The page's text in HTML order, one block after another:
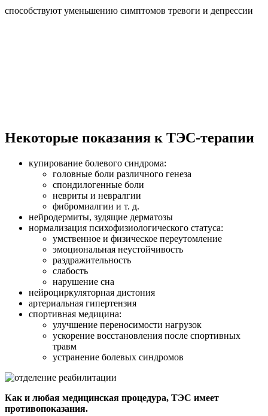
способствуют уменьшению симптомов тревоги и депрессии
Некоторые показания к ТЭС‑терапии
купирование болевого синдрома:
головные боли различного генеза
спондилогенные боли
невриты и невралгии
фибромиалгии и т. д.
нейродермиты, зудящие дерматозы
нормализация психофизиологического статуса:
умственное и физическое переутомление
эмоциональная неустойчивость
раздражительность
слабость
нарушение сна
нейроциркуляторная дистония
артериальная гипертензия
спортивная медицина:
улучшение переносимости нагрузок
ускорение восстановления после спортивных
травм
устранение болевых синдромов
Как и любая медицинская процедура, ТЭС имеет
противопоказания.